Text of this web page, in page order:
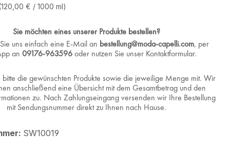
€ / 1000 ml)
Sie möchten eines unserer Produkte bestellen?
uns einfach eine E-Mail an bestellung@moda-capelli.com, per
an 09176-963596oder nutzen Sie unser Kontaktformular.
bitte die gewünschten Produkte sowie die jeweilige Menge mit. Wir
anschließend eine Übersicht mit dem Gesamtbetrag und den
zu. Nach Zahlungseingang versenden wir Ihre Bestellung
mit Sendungsnummer direkt zu Ihnen nach Hause.
SW10019